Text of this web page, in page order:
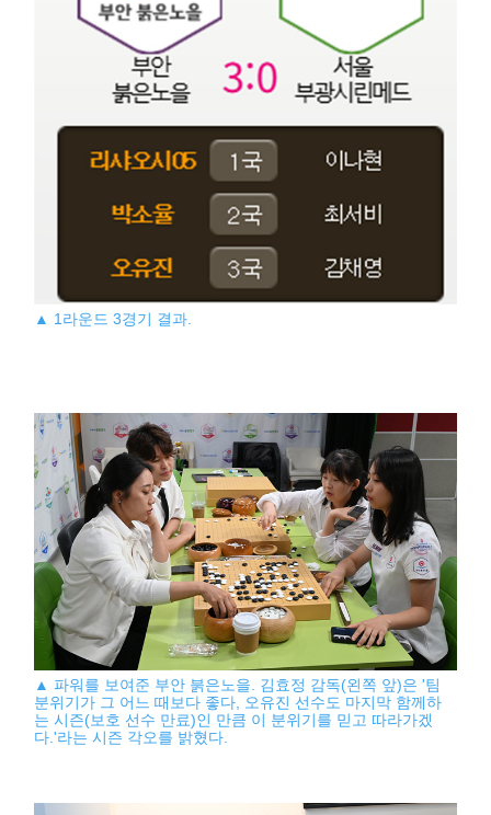
▲ 1라운드 3경기 결과.
▲ 파워를 보여준 부안 붉은노을. 김효정 감독(왼쪽 앞)은 '팀
분위기가 그 어느 때보다 좋다, 오유진 선수도 마지막 함께하
는 시즌(보호 선수 만료)인 만큼 이 분위기를 믿고 따라가겠
다.'라는 시즌 각오를 밝혔다.